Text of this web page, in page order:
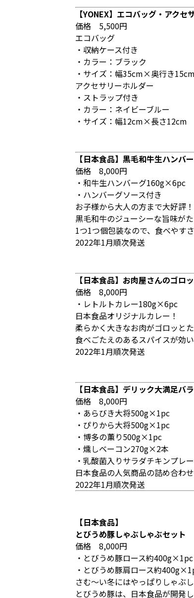
【YONEX】エコバッグ・アクセ
価格 5,500円
エコバッグ
・収納ケース付き
・カラー：ブラック
・サイズ：幅35cm×奥行き
アクセサリーホルダー
・ストラップ付き
・カラー：ネイビーブルー
・サイズ：幅12cm×長さ12cm
【日本食品】黒毛和牛生ハンバ
価格 8,000円
・和牛生ハンバーグ160g×6pc
・ハンバーグソース付き
お子様から大人の方まで大好評！
黒毛和牛のジューシーな旨味が
1つ1つ個包装なので、食べやすさ
2022年1月順次発送
【日本食品】お肉屋さんのゴロ
価格 8,000円
・レトルトカレー180g×6pc
日本食品オリジナルカレー！
柔らかく大きなお肉がゴロッとた
食べごたえのあるスパイスが効
2022年1月順次発送
【日本食品】デリック大満足バ
価格 8,000円
・あらびき大将500g×1pc
・ぴりから大将500g×1pc
・博多の薫り500g×1pc
・燻しベーコン270g×2本
・乳酸菌入りサラダチキンプレ
日本食品の人気商品の詰め合わ
2022年1月順次発送
【日本食品】
とびうめ豚しゃぶしゃぶセット
価格 8,000円
・とびうめ豚ロース約400g×1pc
・とびうめ豚肩ロース約
さむ～い冬にはやっぱりしゃぶ
とびうめ豚は、日本食品が開発